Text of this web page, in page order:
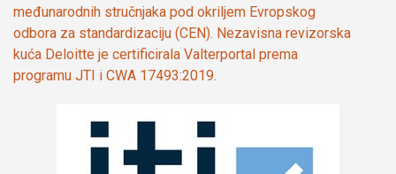
međunarodnih stručnjaka pod okriljem Evropskog
odbora za standardizaciju (CEN). Nezavisna revizorska
kuća Deloitte je certificirala Valterportal prema
programu JTI i CWA 17493:2019.